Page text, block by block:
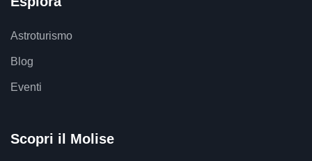
Astroturismo
Blog
Eventi
Scopri il Molise